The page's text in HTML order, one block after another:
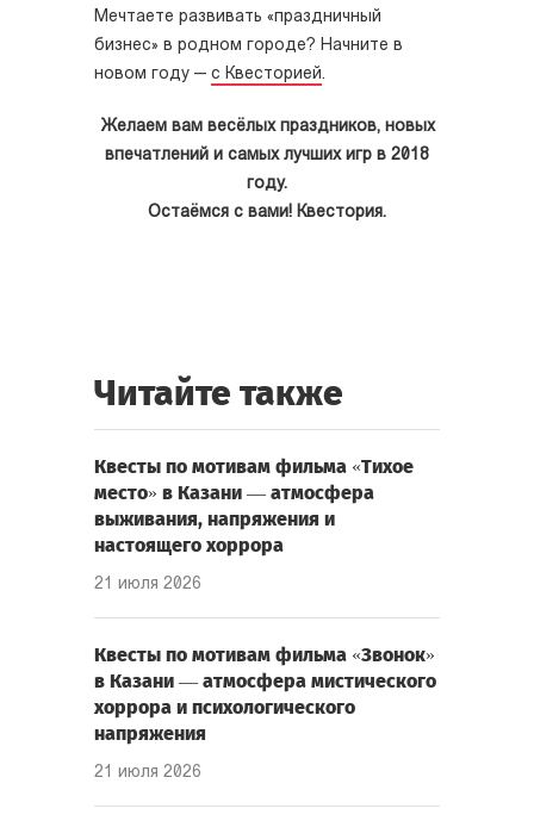
Мечтаете развивать «праздничный
бизнес» в родном городе? Начните в
новом году — с Квесторией.
Желаем вам весёлых праздников, новых
впечатлений и самых лучших игр в 2018
году.
Остаёмся с вами! Квестория.
Читайте также
Квесты по мотивам фильма «Тихое
место» в Казани — атмосфера
выживания, напряжения и
настоящего хоррора
21 июля 2026
Квесты по мотивам фильма «Звонок»
в Казани — атмосфера мистического
хоррора и психологического
напряжения
21 июля 2026